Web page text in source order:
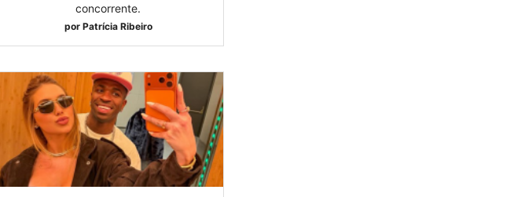
concorrente.
por Patrícia Ribeiro